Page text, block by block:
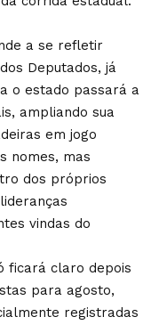
a se refletir
Deputados, já
o estado passará a
ampliando sua
em jogo
nomes, mas
dos próprios
vindas do
ficará claro depois
para agosto,
registradas